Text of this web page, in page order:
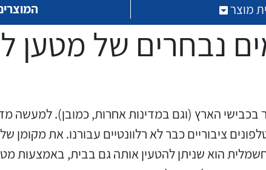
מוצר
מפסקי אוויר עד 6,300A
בקרים מתוכנתים PLC
קופסאות הסתעפות מודולריות
ממסרים למעגלים מודפסים
חימום קווים חשמליים
מטענים מהירים ובזק לצידי
הדרכים הראשיות מסוג DC
כבלים מיוחדים המיועדים
להתקנות במערכות הסולריות
נבחרים של מטען
בכבישי הארץ (וגם במדינות אחרות, כמובן).
ציבוריים כבר לא רלוונטיים עבורנו. את
הוא שניתן להטעין אותה גם בבית, באמצעות